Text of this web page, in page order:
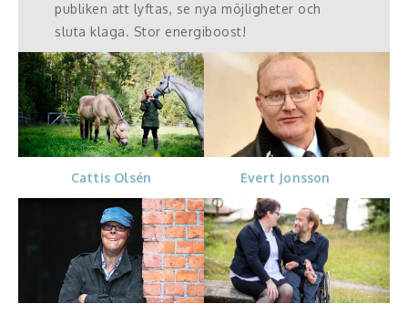
publiken att lyftas, se nya möjligheter och
sluta klaga. Stor energiboost!
Cattis Olsén Evert Jonsson